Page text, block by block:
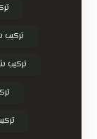
تركيب